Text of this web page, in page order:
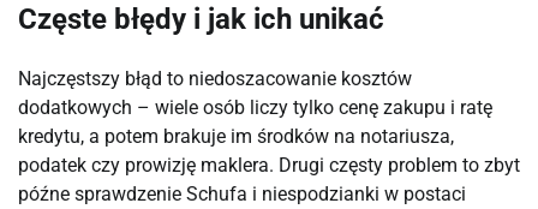
Częste błędy i jak ich unikać
Najczęstszy błąd to niedoszacowanie kosztów
dodatkowych – wiele osób liczy tylko cenę zakupu i ratę
kredytu, a potem brakuje im środków na notariusza,
podatek czy prowizję maklera. Drugi częsty problem to zbyt
późne sprawdzenie Schufa i niespodzianki w postaci